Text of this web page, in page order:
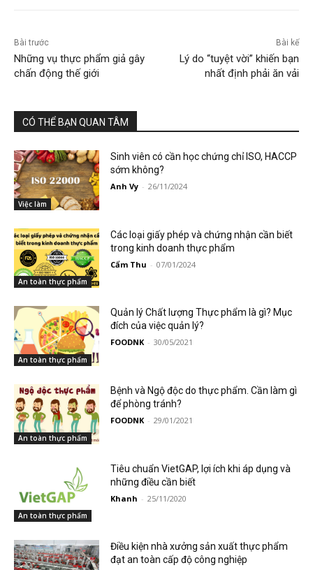
Bài trước
Những vụ thực phẩm giả gây
chấn động thế giới
Bài kế
Lý do “tuyệt vời” khiến bạn
nhất định phải ăn vải
CÓ THỂ BẠN QUAN TÂM
Việc làm
Sinh viên có cần học chứng chỉ ISO, HACCP
sớm không?
Anh Vy - 26/11/2024
An toàn thực phẩm
Các loại giấy phép và chứng nhận cần biết
trong kinh doanh thực phẩm
Cẩm Thu - 07/01/2024
An toàn thực phẩm
Quản lý Chất lượng Thực phẩm là gì? Mục
đích của việc quản lý?
FOODNK - 30/05/2021
An toàn thực phẩm
Bệnh và Ngộ độc do thực phẩm. Cần làm gì
để phòng tránh?
FOODNK - 29/01/2021
An toàn thực phẩm
Tiêu chuẩn VietGAP, lợi ích khi áp dụng và
những điều cần biết
Khanh - 25/11/2020
Điều kiện nhà xưởng sản xuất thực phẩm
đạt an toàn cấp độ công nghiệp